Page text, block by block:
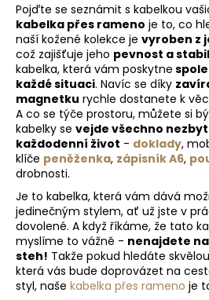
Pojďte se seznámit s kabelkou
kabelka přes rameno je to, co
naší kožené kolekce je vyroben z
což zajišťuje jeho pevnost a
kabelka, která vám poskytne
každé situaci. Navíc se díky
magnetku rychle dostanete k
A co se týče prostoru, můžete si
kabelky se vejde všechno
každodenní život - doklady,
klíče peněženka, zápisník A6,
drobnosti.
Je to kabelka, která vám dává
jedinečným stylem, ať už jste v
dovolené. A když říkáme, že tato
myslíme to vážně - nenajdete
steh! Takže pokud hledáte
která vás bude doprovázet na
styl, naše kabelka přes rameno je